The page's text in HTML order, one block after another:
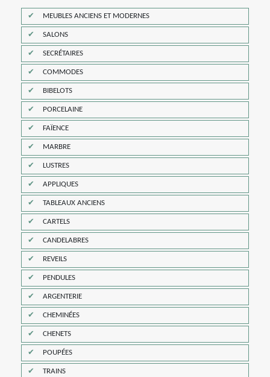
MEUBLES ANCIENS ET MODERNES
SALONS
SECRÉTAIRES
COMMODES
BIBELOTS
PORCELAINE
FAÏENCE
MARBRE
LUSTRES
APPLIQUES
TABLEAUX ANCIENS
CARTELS
CANDELABRES
REVEILS
PENDULES
ARGENTERIE
CHEMINÉES
CHENETS
POUPÉES
TRAINS